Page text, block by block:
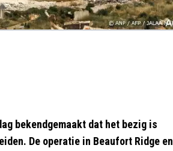
bekendgemaakt dat het bezig is
De operatie in Beaufort Ridge en